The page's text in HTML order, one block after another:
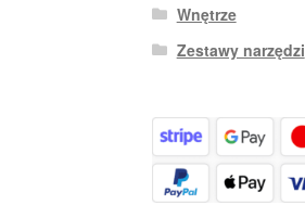
Wnętrze
Zestawy narzędzi